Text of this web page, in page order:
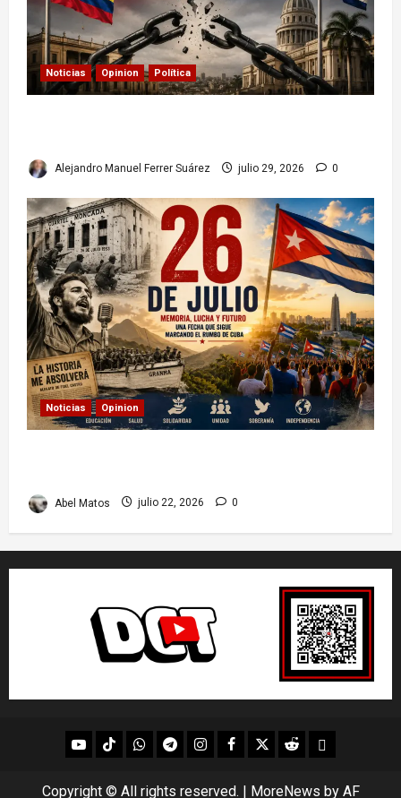
Noticias Opinion Política
Alejandro Manuel Ferrer Suárez julio 29, 2026 0
Noticias Opinion
Abel Matos julio 22, 2026 0
youtube
Tik
WhatsApp
TelegraminstagramFacebook
X RedditUpScrolled
Copyright © All rights reserved. | MoreNews by AF